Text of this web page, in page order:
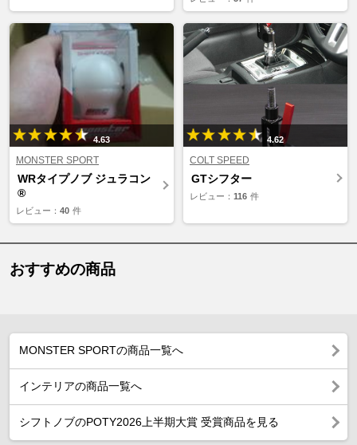
4.63
MONSTER SPORT
WRタイプノブ ジュラコン
®
レビュー： 40 件
4.62
COLT SPEED
GTシフター
レビュー： 116 件
おすすめの商品
MONSTER SPORTの商品一覧へ
インテリアの商品一覧へ
シフトノブのPOTY2026上半期大賞 受賞商品を見る